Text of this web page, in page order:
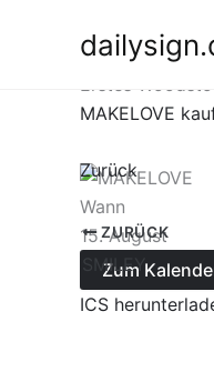
Wann
15. August
Zum
ICS
15.08.1969
MAKELOVE
Zurück
ZURÜCK
SMILEY